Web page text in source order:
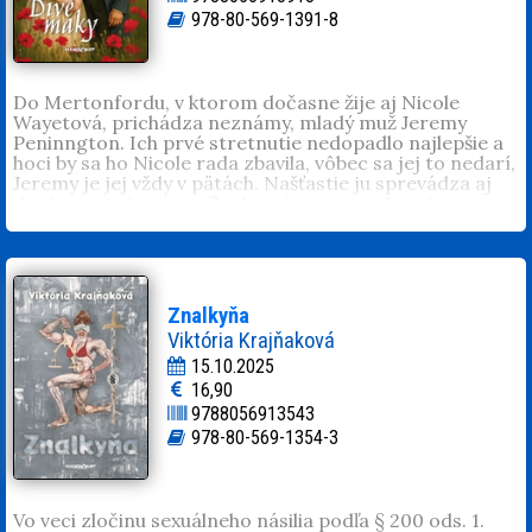
VianočnýaLáska nepozná čas. Písanie je pre ňu relax a
zároveň útek od reality. Miluje svoju rodinu, dobré jedlo
a tanec. Rada varí, pečie, číta...
@luciaolrinkova_autor
978-80-569-1391-8
Do Mertonfordu, v ktorom dočasne žije aj Nicole
Wayetová, prichádza neznámy, mladý muž Jeremy
Peninngton. Ich prvé stretnutie nedopadlo najlepšie a
hoci by sa ho Nicole rada zbavila, vôbec sa jej to nedarí,
Jeremy je jej vždy v pätách. Našťastie ju sprevádza aj
jej minulosťou a Jeremy sa v Mertonforde neocitol
náhodou. Začína sa boj s časom, boj o život a najmä o
lásku.
Veronika Magulová(1989, Žiar nad Hronom). Pracuje
v rodinnej firme. Popri domácnosti a dvoch malých
deťoch sa takmer každý večer vracia k písaniu príbehov.
Vydala úspešné historické romány
Písané vo hviezdach.
Znalkyňa
Viktória Krajňaková
15.10.2025
16,90
9788056913543
978-80-569-1354-3
Vo veci zločinu sexuálneho násilia podľa § 200 ods. 1.